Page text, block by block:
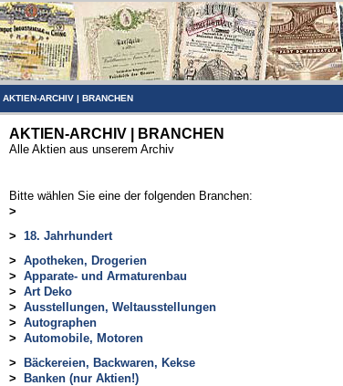
AKTIEN-ARCHIV | BRANCHEN
AKTIEN-ARCHIV | BRANCHEN
Alle Aktien aus unserem Archiv
Bitte wählen Sie eine der folgenden Branchen:
>
> 18. Jahrhundert
> Apotheken, Drogerien
> Apparate- und Armaturenbau
> Art Deko
> Ausstellungen, Weltausstellungen
> Autographen
> Automobile, Motoren
>
Bäckereien, Backwaren, Kekse
>
Banken (nur Aktien!)